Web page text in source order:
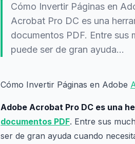
Cómo Invertir Páginas en
Acrobat Pro DC es una
documentos PDF. Entre sus
puede ser de gran ayuda...
Cómo Invertir Páginas en Adobe
Adobe Acrobat Pro DC es una
documentos PDF. Entre sus
ser de gran ayuda cuando